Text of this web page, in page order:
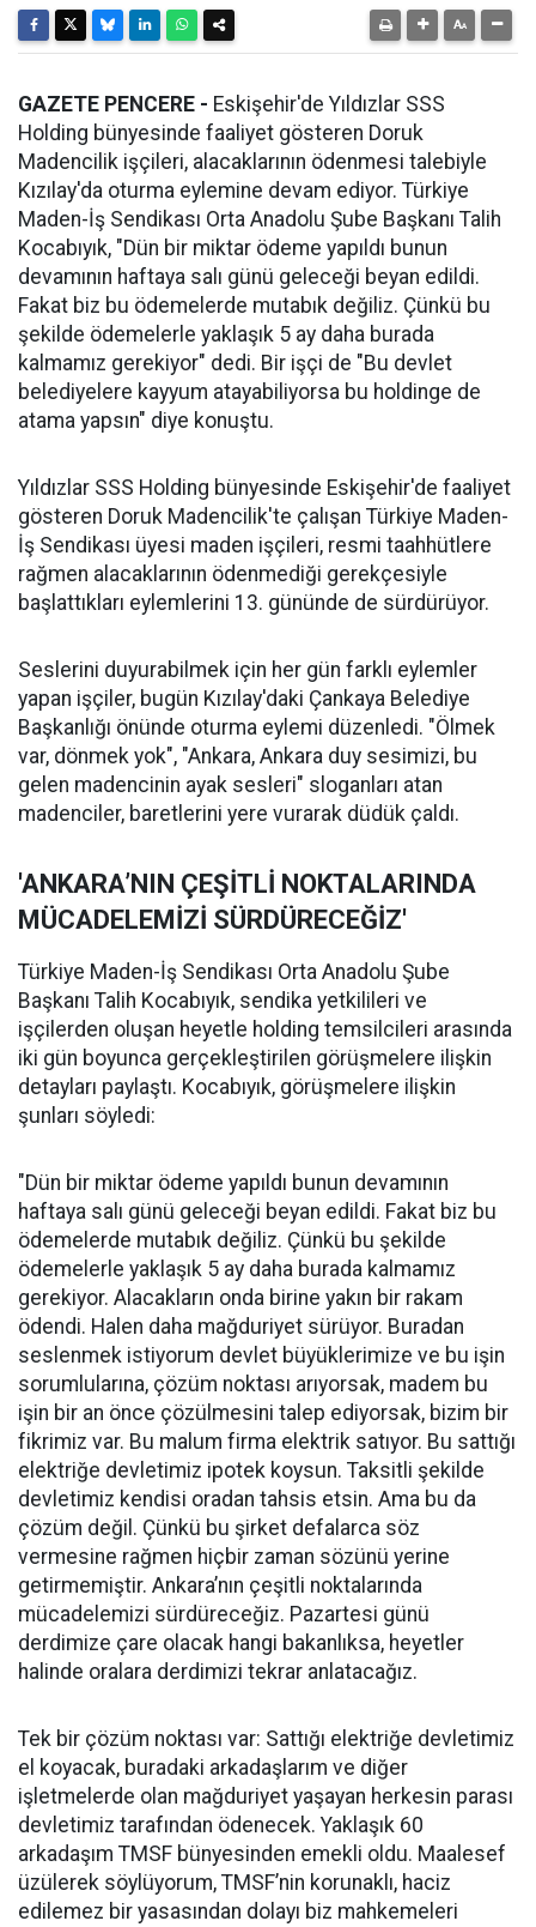
GAZETE PENCERE - Eskişehir'de Yıldızlar SSS
Holding bünyesinde faaliyet gösteren Doruk
Madencilik işçileri, alacaklarının ödenmesi talebiyle
Kızılay'da oturma eylemine devam ediyor. Türkiye
Maden-İş Sendikası Orta Anadolu Şube Başkanı Talih
Kocabıyık, "Dün bir miktar ödeme yapıldı bunun
devamının haftaya salı günü geleceği beyan edildi.
Fakat biz bu ödemelerde mutabık değiliz. Çünkü bu
şekilde ödemelerle yaklaşık 5 ay daha burada
kalmamız gerekiyor" dedi. Bir işçi de "Bu devlet
belediyelere kayyum atayabiliyorsa bu holdinge de
atama yapsın" diye konuştu.
Yıldızlar SSS Holding bünyesinde Eskişehir'de faaliyet
gösteren Doruk Madencilik'te çalışan Türkiye Maden-
İş Sendikası üyesi maden işçileri, resmi taahhütlere
rağmen alacaklarının ödenmediği gerekçesiyle
başlattıkları eylemlerini 13. gününde de sürdürüyor.
Seslerini duyurabilmek için her gün farklı eylemler
yapan işçiler, bugün Kızılay'daki Çankaya Belediye
Başkanlığı önünde oturma eylemi düzenledi. "Ölmek
var, dönmek yok", "Ankara, Ankara duy sesimizi, bu
gelen madencinin ayak sesleri" sloganları atan
madenciler, baretlerini yere vurarak düdük çaldı.
'ANKARA’NIN ÇEŞİTLİ NOKTALARINDA
MÜCADELEMİZİ SÜRDÜRECEĞİZ'
Türkiye Maden-İş Sendikası Orta Anadolu Şube
Başkanı Talih Kocabıyık, sendika yetkilileri ve
işçilerden oluşan heyetle holding temsilcileri arasında
iki gün boyunca gerçekleştirilen görüşmelere ilişkin
detayları paylaştı. Kocabıyık, görüşmelere ilişkin
şunları söyledi:
"Dün bir miktar ödeme yapıldı bunun devamının
haftaya salı günü geleceği beyan edildi. Fakat biz bu
ödemelerde mutabık değiliz. Çünkü bu şekilde
ödemelerle yaklaşık 5 ay daha burada kalmamız
gerekiyor. Alacakların onda birine yakın bir rakam
ödendi. Halen daha mağduriyet sürüyor. Buradan
seslenmek istiyorum devlet büyüklerimize ve bu işin
sorumlularına, çözüm noktası arıyorsak, madem bu
işin bir an önce çözülmesini talep ediyorsak, bizim bir
fikrimiz var. Bu malum firma elektrik satıyor. Bu sattığı
elektriğe devletimiz ipotek koysun. Taksitli şekilde
devletimiz kendisi oradan tahsis etsin. Ama bu da
çözüm değil. Çünkü bu şirket defalarca söz
vermesine rağmen hiçbir zaman sözünü yerine
getirmemiştir. Ankara’nın çeşitli noktalarında
mücadelemizi sürdüreceğiz. Pazartesi günü
derdimize çare olacak hangi bakanlıksa, heyetler
halinde oralara derdimizi tekrar anlatacağız.
Tek bir çözüm noktası var: Sattığı elektriğe devletimiz
el koyacak, buradaki arkadaşlarım ve diğer
işletmelerde olan mağduriyet yaşayan herkesin parası
devletimiz tarafından ödenecek. Yaklaşık 60
arkadaşım TMSF bünyesinden emekli oldu. Maalesef
üzülerek söylüyorum, TMSF’nin korunaklı, haciz
edilemez bir yasasından dolayı biz mahkemeleri